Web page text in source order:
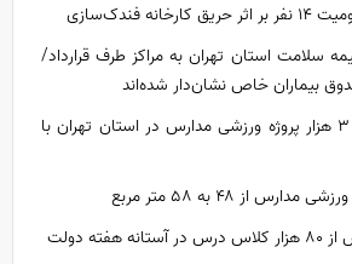
فندک‌سازی
همتی بیمه سلامت استان تهران به مراکز طرف قرارداد/
آغاز عملیات اجرایی ۳ هزار پروژه ورزشی مدارس در استان تهران با
از ۴۸ به ۵۸ متر مربع
دولت